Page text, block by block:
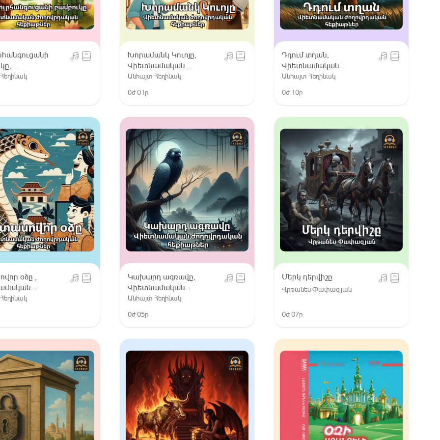
Խորամանկ Կուոյը,
Վիետնամական
ժողովրդական
Անհայտ Հեղինակ
0ժ 01ր
Դդում տղան,
Վիետնամական
ժողովրդական
Անհայտ Հեղինակ
0ժ 10ր
оձը ,
Կախարդ ագռավը,
Վիետնամական
ժողովրդական
Անհայտ Հեղինակ
0ժ 05ր
Մերկ դերվիշը
Վրթանես Փափազյան
0ժ 07ր